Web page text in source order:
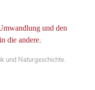
und den
die andere.
und Naturgeschichte.